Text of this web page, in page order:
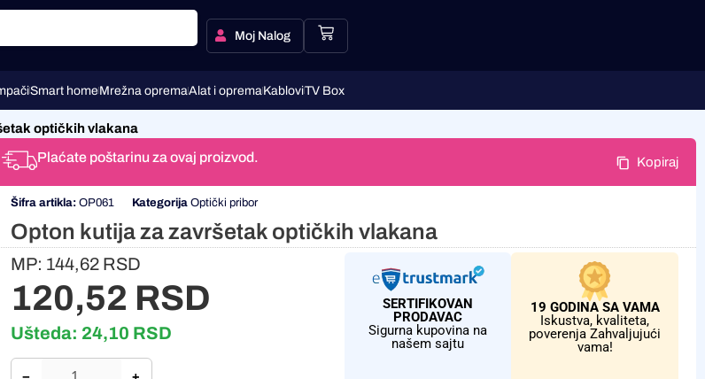
Moj Nalog
Smart homeMrežna opremaAlat i opremaKabloviTV Box
optičkih vlakana
Plaćate poštarinu za ovaj proizvod. Kopiraj
Šifra artikla: OP061 Kategorija Optički pribor
Opton kutija za završetak optičkih vlakana
MP: 144,62 RSD
120,52 RSD
Ušteda: 24,10 RSD
SERTIFIKOVAN
PRODAVAC
Sigurna kupovina na
našem sajtu
19 GODINA SA VAMA
Iskustva, kvaliteta,
poverenja Zahvaljujući
vama!